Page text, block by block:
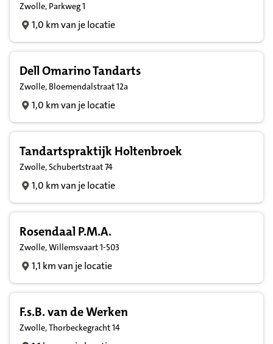
Zwolle, Parkweg 1
1,0 km van je locatie
Dell Omarino Tandarts
Zwolle, Bloemendalstraat 12a
1,0 km van je locatie
Tandartspraktijk Holtenbroek
Zwolle, Schubertstraat 74
1,0 km van je locatie
Rosendaal P.M.A.
Zwolle, Willemsvaart 1-503
1,1 km van je locatie
F.s.B. van de Werken
Zwolle, Thorbeckegracht 14